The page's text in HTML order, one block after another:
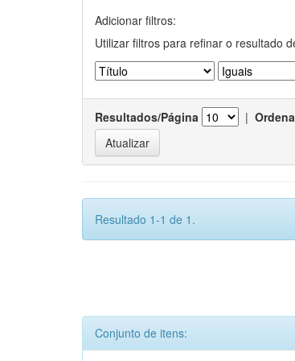
Adicionar filtros:
Utilizar filtros para refinar o resultado
Resultados/Página |
Resultado 1-1 de 1.
Conjunto de itens: